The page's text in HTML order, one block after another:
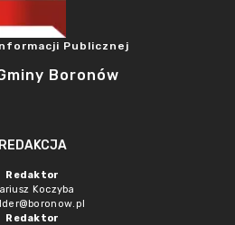
Publicznej
Boronów
REDAKCJA
Redaktor
Koczyba
Redaktor